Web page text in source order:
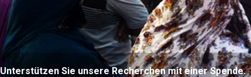
Unterstützen Sie unsere Recherchen mit einer Spende.